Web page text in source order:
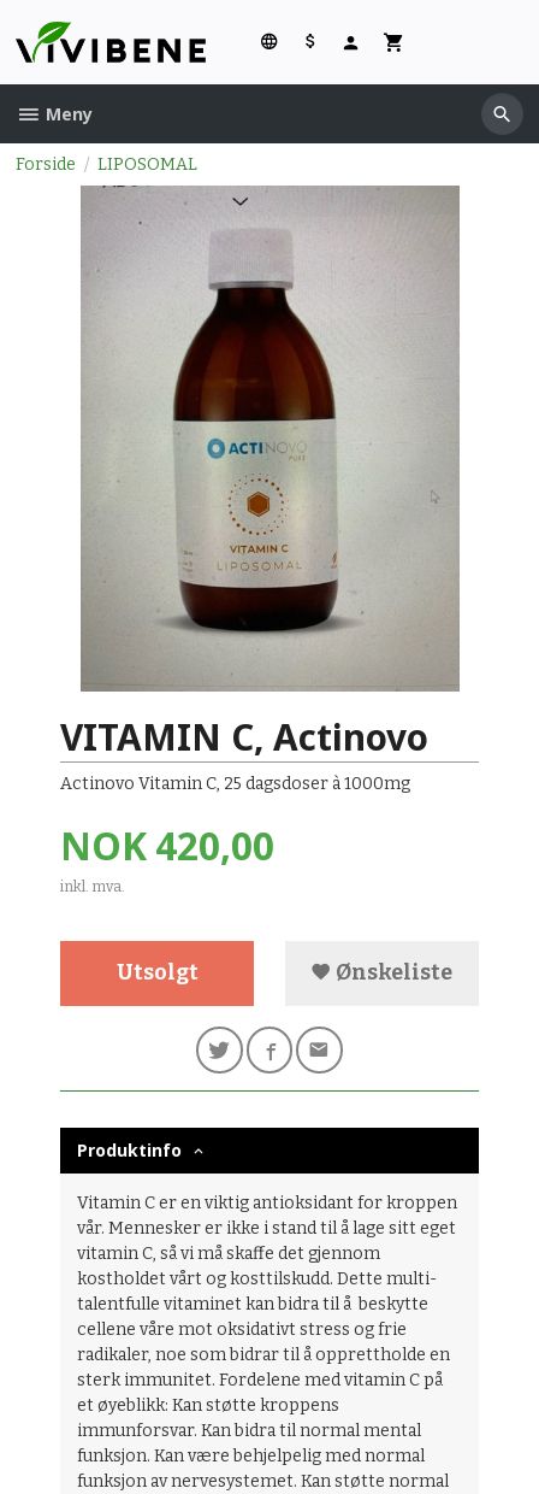
innholdet
Meny
Forside LIPOSOMAL
VITAMIN C, Actinovo
Actinovo Vitamin C, 25 dagsdoser à 1000mg
Pris
NOK420,00
inkl. mva.
Utsolgt Ønskeliste
Produktinfo
Vitamin C er en viktig antioksidant for kroppen
vår. Mennesker er ikke i stand til å lage sitt eget
vitamin C, så vi må skaffe det gjennom
kostholdet vårt og kosttilskudd. Dette multi-
talentfulle vitaminet kan bidra til å beskytte
cellene våre mot oksidativt stress og frie
radikaler, noe som bidrar til å opprettholde en
sterk immunitet. Fordelene med vitamin C på
et øyeblikk: Kan støtte kroppens
immunforsvar. Kan bidra til normal mental
funksjon. Kan være behjelpelig med normal
funksjon av nervesystemet. Kan støtte normal